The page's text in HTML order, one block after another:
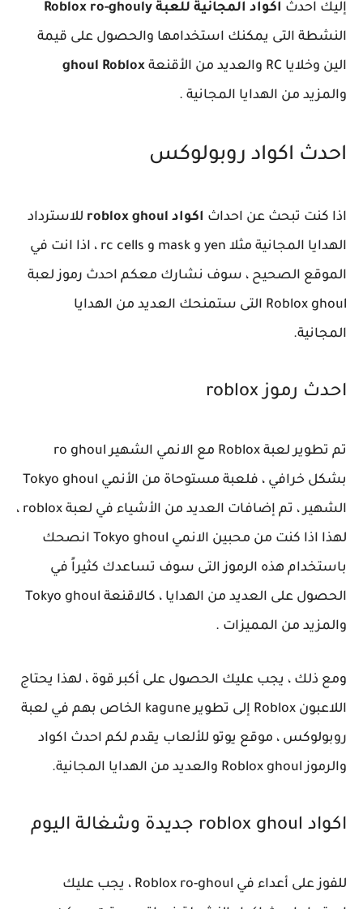
إليك احدث اكواد المجانية للعبة Roblox ro-ghouly
النشطة التى يمكنك استخدامها والحصول على قيمة
الين وخلايا RC والعديد من الأقنعة
ghoul Roblox
والمزيد من الهدايا المجانية .
احدث اكواد روبولوكس
اذا كنت تبحث عن احداث اكواد roblox ghoul
للاسترداد
الهدايا المجانية مثلا yen و mask و rc cells ، اذا انت في
الموقع الصحيح ، سوف نشارك معكم احدث رموز لعبة
Roblox ghoul التى ستمنحك العديد من الهدايا
المجانية.
احدث رموز roblox
تم تطوير لعبة Roblox مع الانمي الشهير ro ghoul
بشكل خرافي ، فلعبة مستوحاة من الأنمي Tokyo ghoul
الشهير ، تم إضافات العديد من الأشياء في لعبة roblox ،
لهذا اذا كنت من محبين الانمي Tokyo ghoul انصحك
باستخدام هذه الرموز التى سوف تساعدك كثيراً في
الحصول على العديد من الهدايا ، كالاقنعة Tokyo ghoul
والمزيد من المميزات .
ومع ذلك ، يجب عليك الحصول على أكبر قوة ، لهذا يحتاج
اللاعبون Roblox إلى تطوير kagune الخاص بهم في لعبة
روبولوكس ، موقع يوتو للألعاب يقدم لكم احدث اكواد
والرموز Roblox ghoul والعديد من الهدايا المجانية.
اكواد roblox ghoul جديدة وشغالة اليوم
للفوز على أعداء في Roblox ro-ghoul ، يجب عليك